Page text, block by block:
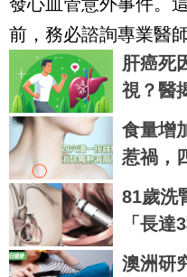
前，務必諮詢專業醫
肝癌死
視？醫
腫瘤
食量增
惹禍，
溼，七
Health
81歲洗
「長
新型節
澳洲研